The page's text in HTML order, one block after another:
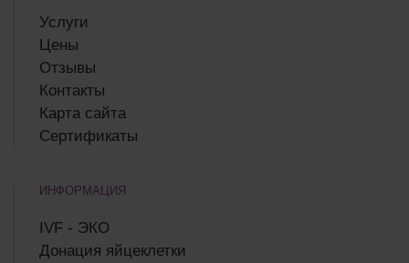
Услуги
Цены
Отзывы
Контакты
Карта сайта
Сертификаты
ИНФОРМАЦИЯ
IVF - ЭКО
Донация яйцеклетки